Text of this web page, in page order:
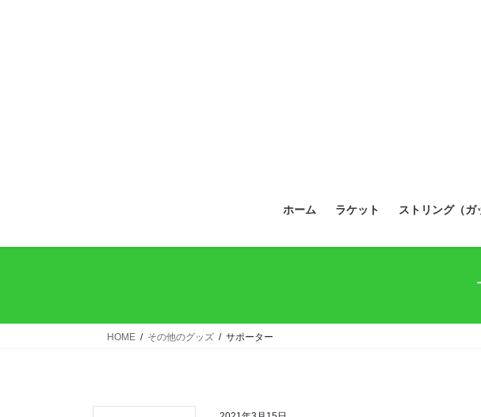
ホーム ラケット ストリング（ガ
HOME その他のグッズ サポーター